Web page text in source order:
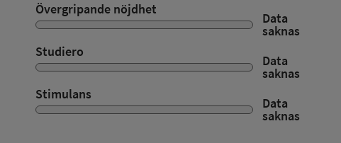
Övergripande nöjdhet
Data
saknas
Studiero
Data
saknas
Stimulans
Data
saknas